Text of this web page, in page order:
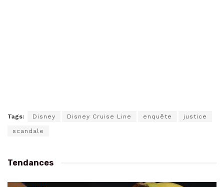
Tags: Disney Disney Cruise Line enquête justice
scandale
Tendances